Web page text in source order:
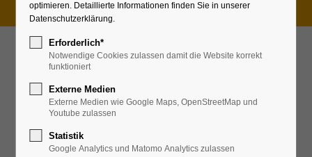
Sozialwerk der Evangelisch-Freikirchlichen
Gemeinde Moormerland e. V.
Königsstraße 79-81
26802 Moormerland
optimieren. Detaillierte Informationen finden Sie in unserer
Datenschutzerklärung.
Erforderlich*
Notwendige Cookies zulassen damit die Website korrekt
funktioniert
Externe Medien
Externe Medien wie Google Maps, OpenStreetMap und
Youtube zulassen
Statistik
Google Analytics und Matomo Analytics zulassen